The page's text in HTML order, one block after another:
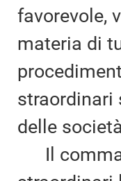
favorevole,
materia di
straordinari
delle
Il comma